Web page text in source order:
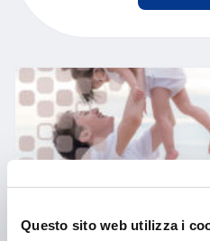
Questo sito web utilizza i